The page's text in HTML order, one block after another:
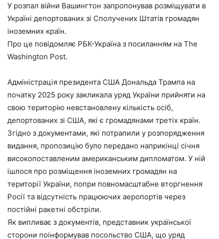
У розпал війни Вашингтон запропонував розміщувати в
Україні депортованих зі Сполучених Штатів громадян
іноземних країн.
Про це повідомляє РБК-Україна з посиланням на The
Washington Post.
Адміністрація президента США Дональда Трампа на
початку 2025 року закликала уряд України прийняти на
свою територію невстановлену кількість осіб,
депортованих зі США, які є громадянами третіх країн.
Згідно з документами, які потрапили у розпорядження
видання, пропозицію було передано наприкінці січня
високопоставленим американським дипломатом. У ній
ішлося про розміщення іноземних громадян на
території України, попри повномасштабне вторгнення
Росії та відсутність працюючих аеропортів через
постійні ракетні обстріли.
Як випливає з документів, представник української
сторони поінформував посольство США, що уряд